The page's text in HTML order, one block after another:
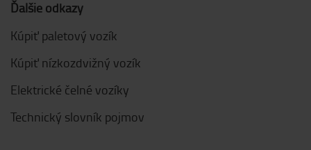
Ďalšie odkazy
Kúpiť paletový vozík
Kúpiť nízkozdvižný vozík
Elektrické čelné vozíky
Technický slovník pojmov